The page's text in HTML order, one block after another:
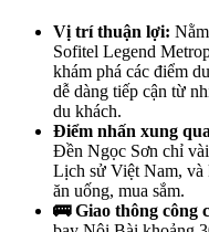
Vị trí thuận lợi:
Sofitel Legend
khám phá các điểm
dễ dàng tiếp cận từ
du khách.
Điểm nhấn xung
Đền Ngọc Sơn chỉ
Lịch sử Việt Nam,
ăn uống, mua sắm.
🚌 Giao thông công